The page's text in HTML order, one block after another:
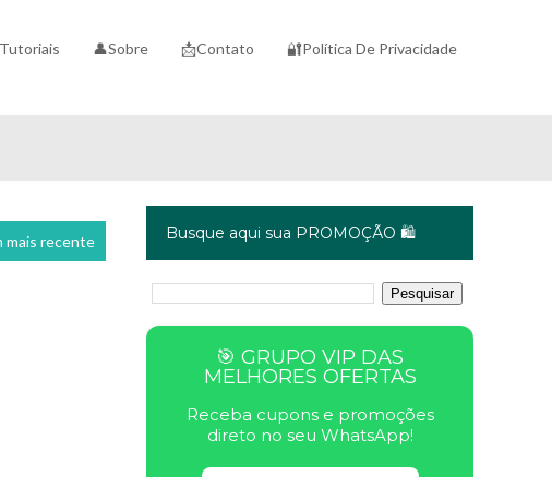
👤Sobre 📩Contato 🔐Política De Privacidade
mais recente
Busque aqui sua PROMOÇÃO 🛍️
🎯 GRUPO VIP DAS
MELHORES OFERTAS
Receba cupons e promoções
direto no seu WhatsApp!